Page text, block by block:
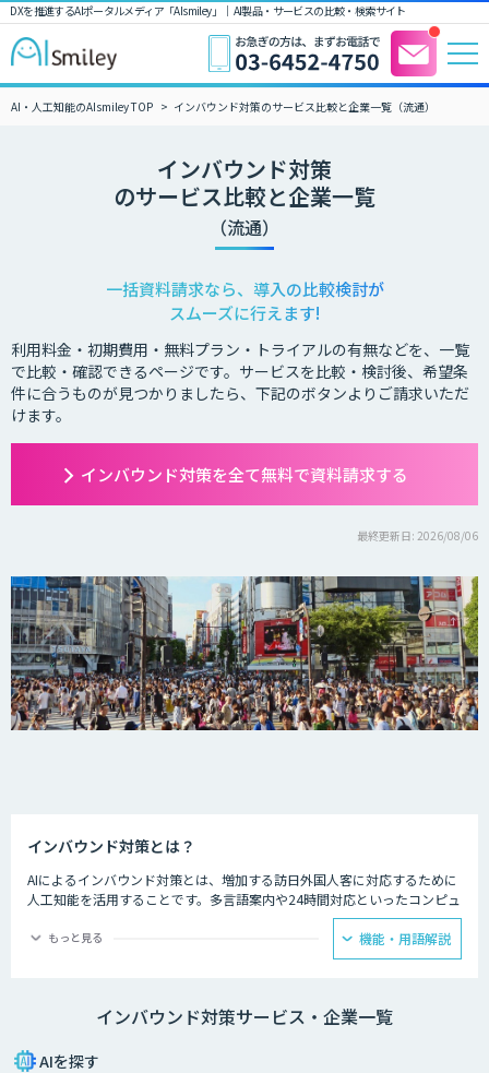
DXを推進するAIポータルメディア「AIsmiley」｜ AI製品・サービスの比較・検索サイト
AI・人工知能のAIsmiley TOP インバウンド対策のサービス比較と企業一覧（流通）
インバウンド対策
のサービス比較と企業一覧
（流通）
一括資料請求なら、導入の比較検討が
スムーズに行えます!
利用料金・初期費用・無料プラン・トライアルの有無などを、一覧
で比較・確認できるページです。サービスを比較・検討後、希望条
件に合うものが見つかりましたら、下記のボタンよりご請求いただ
けます。
インバウンド対策を全て無料で資料請求する
最終更新日: 2026/08/06
インバウンド対策とは？
AIによるインバウンド対策とは、増加する訪日外国人客に対応するために
人工知能を活用することです。多言語案内や24時間対応といったコンピュ
ーターならではの強みを生かし、AIを観光業界に役立てている事例があり
ます。
提供できるAIは、観光業界を支える味方となることでしょう。
もっと見る 機能・用語解説
インバウンド対策サービス・企業一覧
AIを探す